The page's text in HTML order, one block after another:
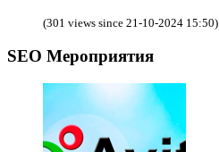
(301 views since 21-10-2024 15:50)
SEO Мероприятия